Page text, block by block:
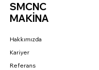
SMCNC
MAKİNA
Hakkımızda
Kariyer
Referans